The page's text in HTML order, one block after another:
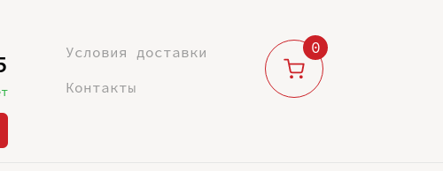
Условия доставки
Контакты
0